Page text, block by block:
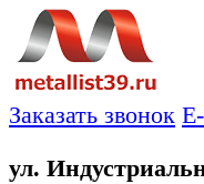
Заказать звонок
ул.